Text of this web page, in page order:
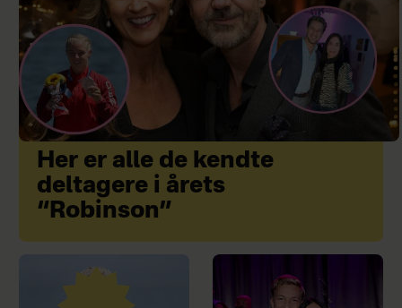
Her er alle de kendte
deltagere i årets
“Robinson”